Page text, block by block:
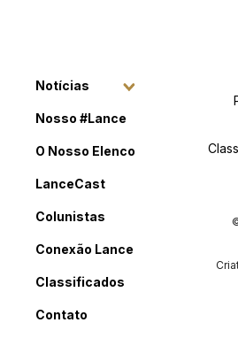
Notícias
Nosso #Lance
O Nosso Elenco
LanceCast
Colunistas
Conexão Lance
Classificados
Contato